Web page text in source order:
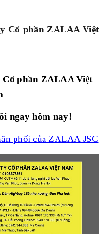
Cổ phần ZALAA Việt
Cổ phần ZALAA Việt
ngay hôm nay!
phối của ZALAA JSC